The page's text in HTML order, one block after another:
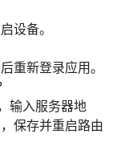
设备。
重新登录应用。
输入服务器地
保存并重启路由